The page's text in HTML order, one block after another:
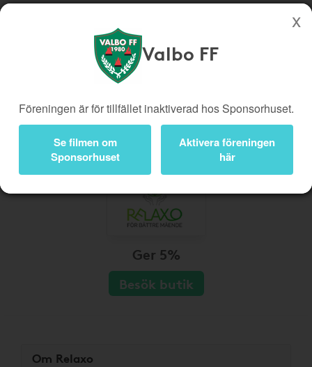
Köp genom denna sida stöttar Valbo FF
Presentkort
Kampanjer
Bli medlem
Logga in
Valbo FF
Föreningen är för tillfället inaktiverad hos Sponsorhuset.
Se filmen om
Sponsorhuset
Aktivera föreningen
här
Ger 5%
Besök butik
Om Relaxo